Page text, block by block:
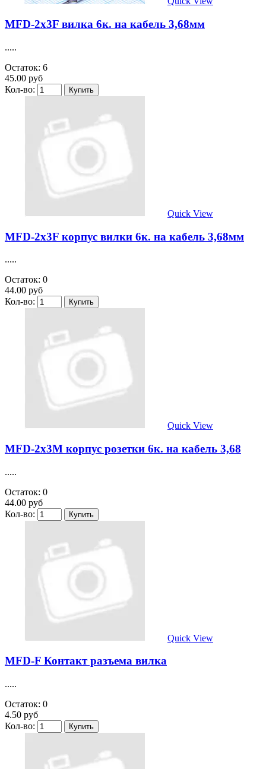
MFD-2x3F вилка 6к. на кабель 3,68мм
.....
Остаток: 6
45.00 руб
Кол-во:
Quick View
MFD-2x3F корпус вилки 6к. на кабель 3,68мм
.....
Остаток: 0
44.00 руб
Кол-во:
Quick View
MFD-2х3M корпус розетки 6к. на кабель 3,68
.....
Остаток: 0
44.00 руб
Кол-во:
Quick View
MFD-F Контакт разъема вилка
.....
Остаток: 0
4.50 руб
Кол-во: